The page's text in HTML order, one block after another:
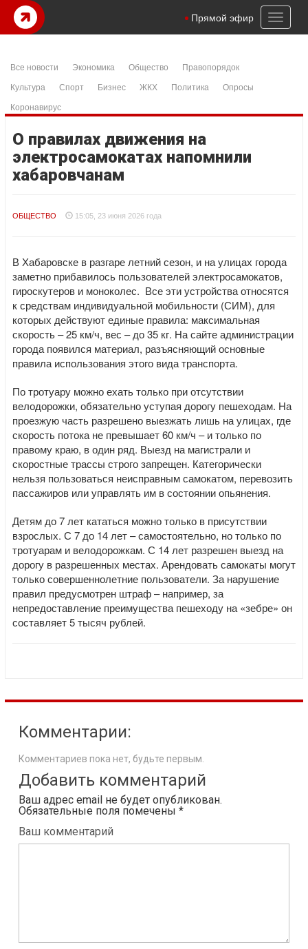
Toggle
Прямой эфир
Все новости Экономика Общество
Правопорядок
Культура
Спорт Бизнес ЖКХ Политика
Опросы
Коронавирус
О правилах движения на
электросамокатах напомнили
хабаровчанам
ОБЩЕСТВО 15:05, 23 июня 2026 года
В Хабаровске в разгаре летний сезон, и на улицах города
заметно прибавилось пользователей электросамокатов,
гироскутеров и моноколес. Все эти устройства относятся
к средствам индивидуальной мобильности (СИМ), для
которых действуют единые правила: максимальная
скорость – 25 км/ч, вес – до 35 кг. На сайте администрации
города появился материал, разъясняющий основные
правила использования этого вида транспорта.
По тротуару можно ехать только при отсутствии
велодорожки, обязательно уступая дорогу пешеходам. На
проезжую часть разрешено выезжать лишь на улицах, где
скорость потока не превышает 60 км/ч – и только по
правому краю, в один ряд. Выезд на магистрали и
скоростные трассы строго запрещен. Категорически
нельзя пользоваться неисправным самокатом, перевозить
пассажиров или управлять им в состоянии опьянения.
Детям до 7 лет кататься можно только в присутствии
взрослых. С 7 до 14 лет – самостоятельно, но только по
тротуарам и велодорожкам. С 14 лет разрешен выезд на
дорогу в разрешенных местах. Арендовать самокаты могут
только совершеннолетние пользователи. За нарушение
правил предусмотрен штраф – например, за
непредоставление преимущества пешеходу на «зебре» он
составляет 5 тысяч рублей.
Комментарии:
Комментариев пока нет, будьте первым.
Добавить комментарий
Ваш адрес email не будет опубликован.
Обязательные поля помечены *
Ваш комментарий